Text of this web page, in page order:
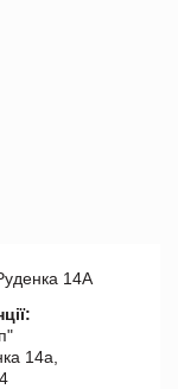
14А
14а,